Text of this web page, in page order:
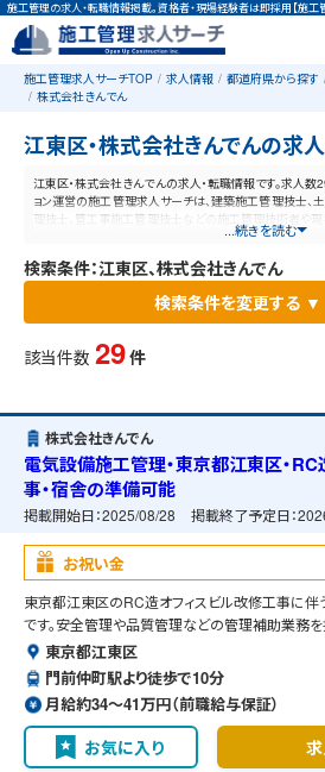
施工管理の求人・転職情報掲載。資格者・現場経験者は即採用【施工
施工管理求人サーチTOP 求人情報 都道府県から探す
株式会社きんでん
江東区・株式会社きんでんの求
江東区・株式会社きんでんの求人・転職情報です。求人数
ョン運営の施工管理求人サーチは、建築施工管理技士、
理技士、管工事施工管理技士などの施工管理技術者や現
工管理と建設業に特化した業界最大規模の求人ポータル
...続きを読む
検索条件：江東区、株式会社きんでん
検索条件を変更する ▼
該当件数 29 件
株式会社きんでん
電気設備施工管理・東京都江東区・
事・宿舎の準備可能
掲載開始日：2025/08/28 掲載終了予定日：
お祝い金
東京都江東区のRC造オフィスビル改修工事に
です。安全管理や品質管理などの管理補助業務を
東京都江東区
門前仲町駅より徒歩で10分
月給約34〜41万円（前職給与保証）
お気に入り